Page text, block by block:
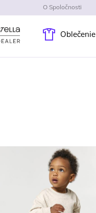
Oblečenie
O Spoločnosti